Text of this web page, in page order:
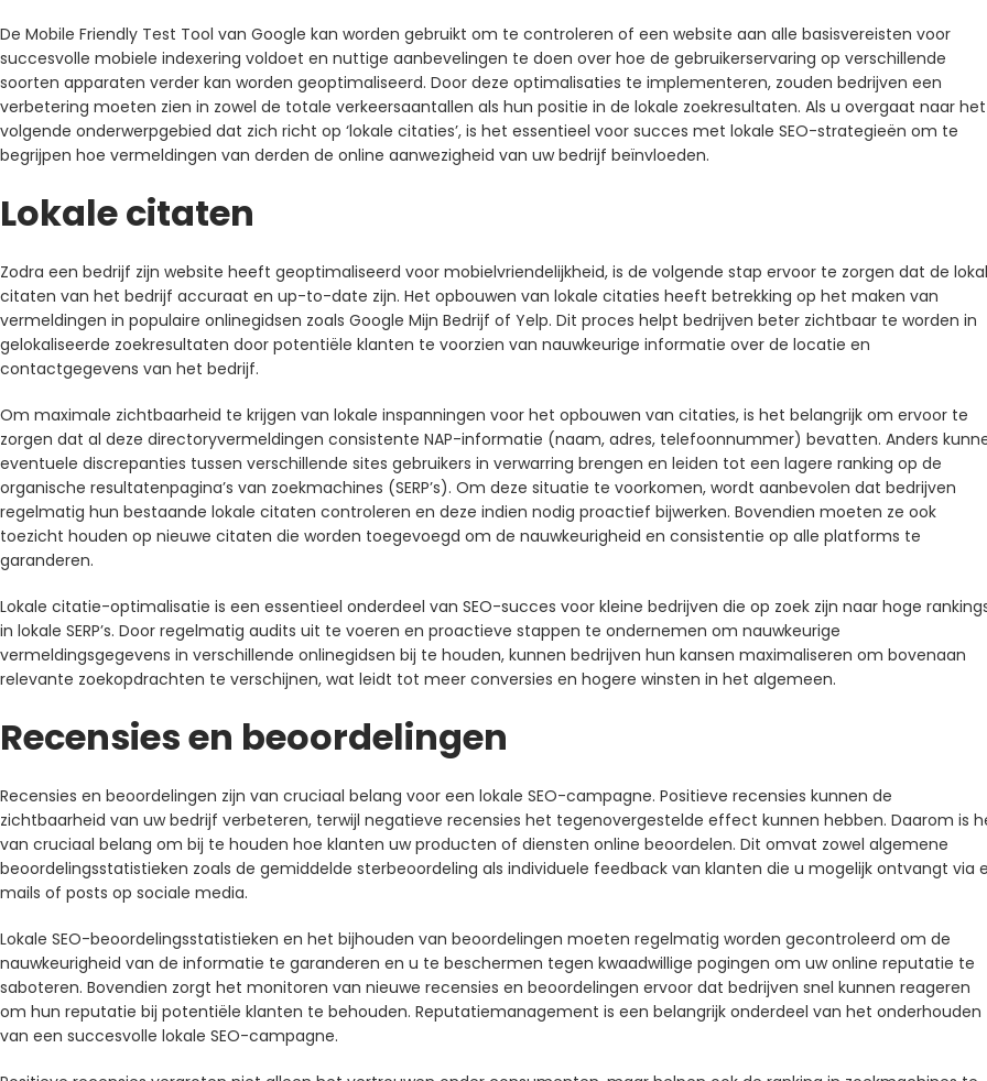
De Mobile Friendly Test Tool van Google kan worden gebruikt om te controleren of een website aan alle basisvereisten voor
succesvolle mobiele indexering voldoet en nuttige aanbevelingen te doen over hoe de gebruikerservaring op verschillende
soorten apparaten verder kan worden geoptimaliseerd. Door deze optimalisaties te implementeren, zouden bedrijven een
verbetering moeten zien in zowel de totale verkeersaantallen als hun positie in de lokale zoekresultaten. Als u overgaat naar het
volgende onderwerpgebied dat zich richt op ‘lokale citaties’, is het essentieel voor succes met lokale SEO-strategieën om te
begrijpen hoe vermeldingen van derden de online aanwezigheid van uw bedrijf beïnvloeden.
Lokale citaten
Zodra een bedrijf zijn website heeft geoptimaliseerd voor mobielvriendelijkheid, is de volgende stap ervoor te zorgen dat de
citaten van het bedrijf accuraat en up-to-date zijn. Het opbouwen van lokale citaties heeft betrekking op het maken van
vermeldingen in populaire onlinegidsen zoals Google Mijn Bedrijf of Yelp. Dit proces helpt bedrijven beter zichtbaar te worden in
gelokaliseerde zoekresultaten door potentiële klanten te voorzien van nauwkeurige informatie over de locatie en
contactgegevens van het bedrijf.
Om maximale zichtbaarheid te krijgen van lokale inspanningen voor het opbouwen van citaties, is het belangrijk om ervoor te
zorgen dat al deze directoryvermeldingen consistente NAP-informatie (naam, adres, telefoonnummer) bevatten. Anders
eventuele discrepanties tussen verschillende sites gebruikers in verwarring brengen en leiden tot een lagere ranking op de
organische resultatenpagina’s van zoekmachines (SERP’s). Om deze situatie te voorkomen, wordt aanbevolen dat bedrijven
regelmatig hun bestaande lokale citaten controleren en deze indien nodig proactief bijwerken. Bovendien moeten ze ook
toezicht houden op nieuwe citaten die worden toegevoegd om de nauwkeurigheid en consistentie op alle platforms te
garanderen.
Lokale citatie-optimalisatie is een essentieel onderdeel van SEO-succes voor kleine bedrijven die op zoek zijn naar hoge
in lokale SERP’s. Door regelmatig audits uit te voeren en proactieve stappen te ondernemen om nauwkeurige
vermeldingsgegevens in verschillende onlinegidsen bij te houden, kunnen bedrijven hun kansen maximaliseren om bovenaan
relevante zoekopdrachten te verschijnen, wat leidt tot meer conversies en hogere winsten in het algemeen.
Recensies en beoordelingen
Recensies en beoordelingen zijn van cruciaal belang voor een lokale SEO-campagne. Positieve recensies kunnen de
zichtbaarheid van uw bedrijf verbeteren, terwijl negatieve recensies het tegenovergestelde effect kunnen hebben. Daarom is
van cruciaal belang om bij te houden hoe klanten uw producten of diensten online beoordelen. Dit omvat zowel algemene
beoordelingsstatistieken zoals de gemiddelde sterbeoordeling als individuele feedback van klanten die u mogelijk ontvangt via
mails of posts op sociale media.
Lokale SEO-beoordelingsstatistieken en het bijhouden van beoordelingen moeten regelmatig worden gecontroleerd om de
nauwkeurigheid van de informatie te garanderen en u te beschermen tegen kwaadwillige pogingen om uw online reputatie te
saboteren. Bovendien zorgt het monitoren van nieuwe recensies en beoordelingen ervoor dat bedrijven snel kunnen reageren
om hun reputatie bij potentiële klanten te behouden. Reputatiemanagement is een belangrijk onderdeel van het onderhouden
van een succesvolle lokale SEO-campagne.